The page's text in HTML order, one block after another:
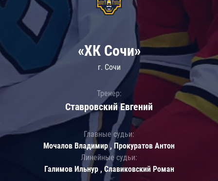
«ХК Сочи»
г. Сочи
Тренер:
Ставровский Евгений
Главные судьи:
Мочалов Владимир , Прокуратов Антон
Линейные судьи:
Галимов Ильнур , Славиковский Роман